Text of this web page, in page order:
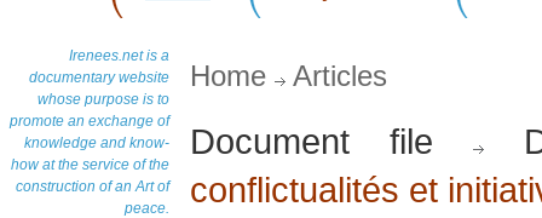
Irenees.net is a
documentary website
whose purpose is to
promote an exchange of
knowledge and know-
how at the service of the
construction of an Art of
peace.
Home Articles
Document file
conflictualités et